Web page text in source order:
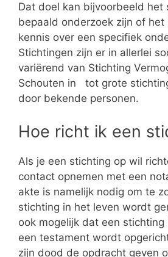
Dat doel kan bijvoorbeeld het
bepaald onderzoek zijn of het
kennis over een specifiek
Stichtingen zijn er in allerlei
variërend van Stichting
Schouten in tot grote
door bekende personen.
Hoe richt ik een
Als je een stichting op wil
contact opnemen met een
akte is namelijk nodig om te
stichting in het leven wordt
ook mogelijk dat een stichting
een testament wordt
zijn dood de opdracht geven